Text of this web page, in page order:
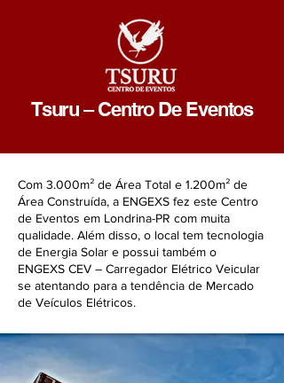
Tsuru – Centro De Eventos
Com 3.000m² de Área Total e 1.200m² de
Área Construída, a ENGEXS fez este Centro
de Eventos em Londrina-PR com muita
qualidade. Além disso, o local tem tecnologia
de Energia Solar e possui também o
ENGEXS CEV – Carregador Elétrico Veicular
se atentando para a tendência de Mercado
de Veículos Elétricos.